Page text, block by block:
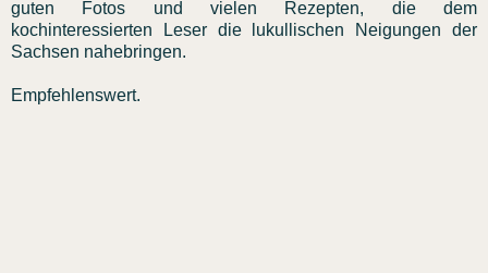
guten Fotos und vielen Rezepten, die dem
kochinteressierten Leser die lukullischen Neigungen der
Sachsen nahebringen.
Empfehlenswert.